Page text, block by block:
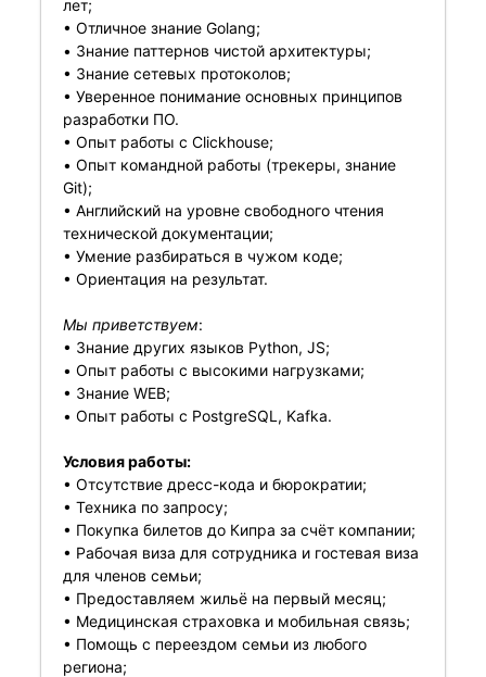
лет;
• Отличное знание Golang;
• Знание паттернов чистой архитектуры;
• Знание сетевых протоколов;
• Уверенное понимание основных принципов
разработки ПО.
• Опыт работы с Clickhouse;
• Опыт командной работы (трекеры, знание
Git);
• Английский на уровне свободного чтения
технической документации;
• Умение разбираться в чужом коде;
• Ориентация на результат.
Мы приветствуем:
• Знание других языков Python, JS;
• Опыт работы с высокими нагрузками;
• Знание WEB;
• Опыт работы c PostgreSQL, Kafka.
Условия работы:
• Отсутствие дресс-кода и бюрократии;
• Техника по запросу;
• Покупка билетов до Кипра за счёт компании;
• Рабочая виза для сотрудника и гостевая виза
для членов семьи;
• Предоставляем жильё на первый месяц;
• Медицинская страховка и мобильная связь;
• Помощь с переездом семьи из любого
региона;